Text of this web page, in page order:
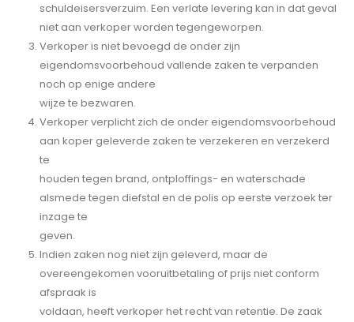
schuldeisersverzuim. Een verlate levering kan in dat geval
niet aan verkoper worden tegengeworpen.
Verkoper is niet bevoegd de onder zijn
eigendomsvoorbehoud vallende zaken te verpanden
noch op enige andere
wijze te bezwaren.
Verkoper verplicht zich de onder eigendomsvoorbehoud
aan koper geleverde zaken te verzekeren en verzekerd
te
houden tegen brand, ontploffings- en waterschade
alsmede tegen diefstal en de polis op eerste verzoek ter
inzage te
geven.
Indien zaken nog niet zijn geleverd, maar de
overeengekomen vooruitbetaling of prijs niet conform
afspraak is
voldaan, heeft verkoper het recht van retentie. De zaak